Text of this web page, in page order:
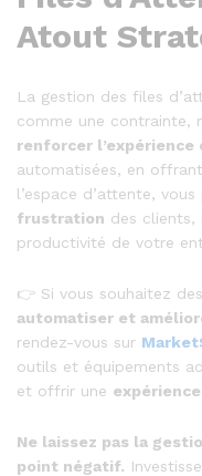
Atout
La gestion des files
comme une contrainte,
renforcer l’expérience
automatisées, en
l’espace d’attente,
frustration des clients,
productivité de votre
👉 Si vous souhaitez
automatiser et
rendez-vous sur
outils et équipements
et offrir une
Ne laissez pas la
point négatif.